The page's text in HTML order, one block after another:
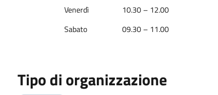
Venerdì 10.30 – 12.00
Sabato 09.30 – 11.00
Tipo di organizzazione